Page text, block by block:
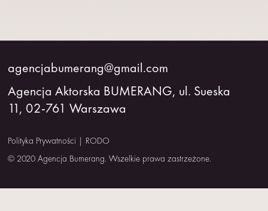
WSPÓŁPRACA
O
NAS
agencjabumerang@gmail.com
Agencja Aktorska BUMERANG, ul. Sueska
11, 02-761 Warszawa
Polityka Prywatności | RODO
© 2020 Agencja Bumerang. Wszelkie prawa zastrzeżone.